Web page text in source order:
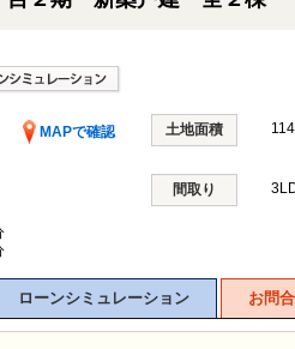
MAPで確認
土地面積
間取り
ローンシミュレーション お問